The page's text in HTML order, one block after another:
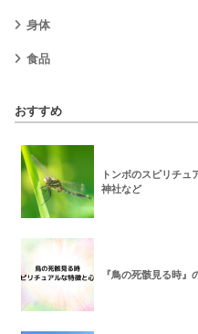
身体
食品
おすすめ
トンボのスピリチュ
神社など
『鳥の死骸見る時